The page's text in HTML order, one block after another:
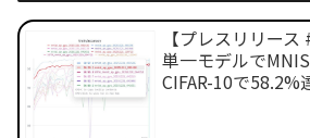
【プレスリリー
単一モデルで
CIFAR-10で58.2%